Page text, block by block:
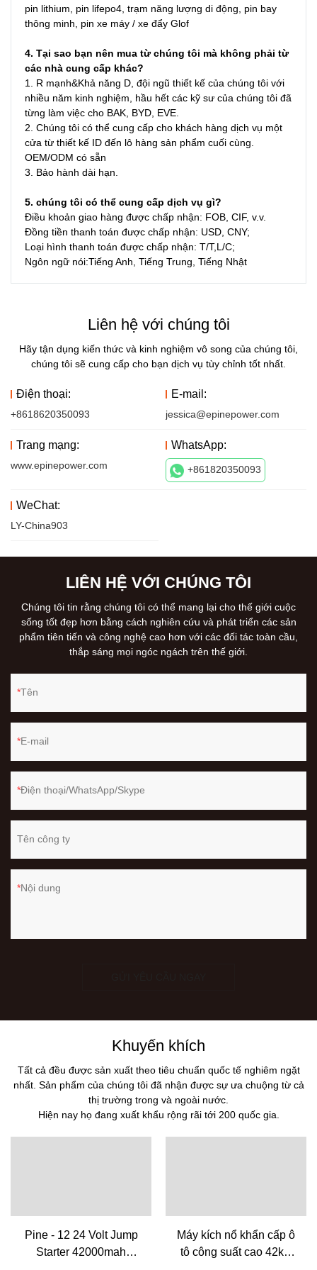
pin lithium, pin lifepo4, trạm năng lượng di động, pin bay
thông minh, pin xe máy / xe đẩy Glof
4. Tại sao bạn nên mua từ chúng tôi mà không phải từ
các nhà cung cấp khác?
1. R mạnh&Khả năng D, đội ngũ thiết kế của chúng tôi với
nhiều năm kinh nghiệm, hầu hết các kỹ sư của chúng tôi đã
từng làm việc cho BAK, BYD, EVE.
2. Chúng tôi có thể cung cấp cho khách hàng dịch vụ một
cửa từ thiết kế ID đến lô hàng sản phẩm cuối cùng.
OEM/ODM có sẵn
3. Bảo hành dài hạn.
5. chúng tôi có thể cung cấp dịch vụ gì?
Điều khoản giao hàng được chấp nhận: FOB, CIF, v.v.
Đồng tiền thanh toán được chấp nhận: USD, CNY;
Loại hình thanh toán được chấp nhận: T/T,L/C;
Ngôn ngữ nói:Tiếng Anh, Tiếng Trung, Tiếng Nhật
Liên hệ với chúng tôi
Hãy tận dụng kiến ​​thức và kinh nghiệm vô song của chúng tôi,
chúng tôi sẽ cung cấp cho bạn dịch vụ tùy chỉnh tốt nhất.
Điện thoại:
+8618620350093
E-mail:
jessica@epinepower.com
Trang mạng:
www.epinepower.com
WhatsApp:
+861820350093
WeChat:
LY-China903
LIÊN HỆ VỚI CHÚNG TÔI
Chúng tôi tin rằng chúng tôi có thể mang lại cho thế giới cuộc
sống tốt đẹp hơn bằng cách nghiên cứu và phát triển các sản
phẩm tiên tiến và công nghệ cao hơn với các đối tác toàn cầu,
thắp sáng mọi ngóc ngách trên thế giới.
Tên
E-mail
Điện thoại/WhatsApp/Skype
Tên công ty
Nội dung
Khuyến khích
Tất cả đều được sản xuất theo tiêu chuẩn quốc tế nghiêm ngặt
nhất. Sản phẩm của chúng tôi đã nhận được sự ưa chuộng từ cả
thị trường trong và ngoài nước.
Hiện nay họ đang xuất khẩu rộng rãi tới 200 quốc gia.
Pine - 12 24 Volt Jump
Starter 42000mah
Máy kích nổ khẩn cấp ô
tô công suất cao 42kw